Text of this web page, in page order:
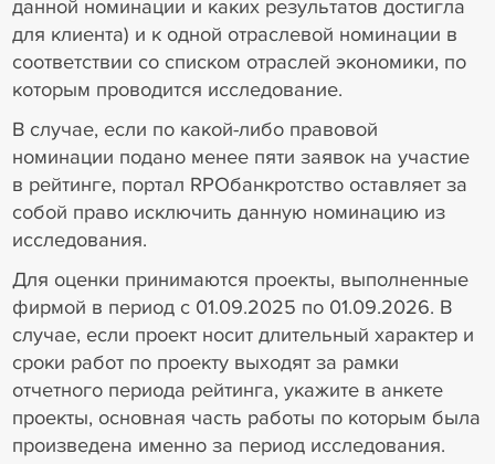
данной номинации и каких результатов достигла
для клиента) и к одной отраслевой номинации в
соответствии со списком отраслей экономики, по
которым проводится исследование.
В случае, если по какой-либо правовой
номинации подано менее пяти заявок на участие
в рейтинге, портал RPOбанкротство оставляет за
собой право исключить данную номинацию из
исследования.
Для оценки принимаются проекты, выполненные
фирмой в период с 01.09.2025 по 01.09.2026. В
случае, если проект носит длительный характер и
сроки работ по проекту выходят за рамки
отчетного периода рейтинга, укажите в анкете
проекты, основная часть работы по которым была
произведена именно за период исследования.